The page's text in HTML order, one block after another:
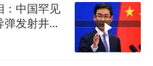
：中国罕见
发射井铸